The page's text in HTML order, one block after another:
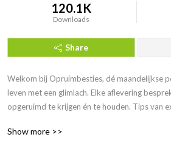
120.1K
Downloads
Share
Welkom bij Opruimbesties, dé maandelijkse
leven met een glimlach. Elke aflevering
opgeruimd te krijgen én te houden. Tips van
Show more >>